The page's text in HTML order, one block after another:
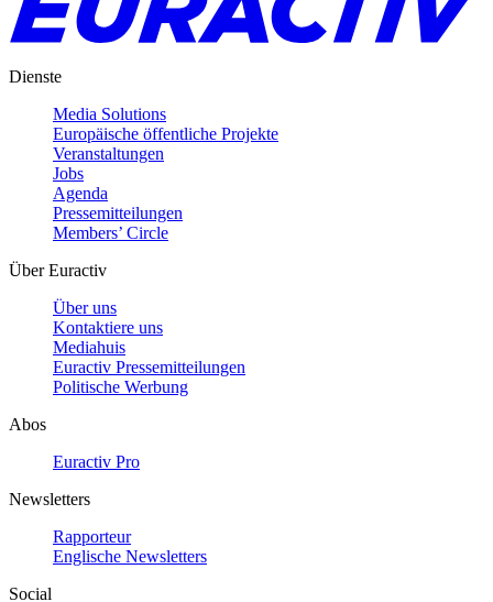
Dienste
Media Solutions
Europäische öffentliche Projekte
Veranstaltungen
Jobs
Agenda
Pressemitteilungen
Members’ Circle
Über Euractiv
Über uns
Kontaktiere uns
Mediahuis
Euractiv Pressemitteilungen
Politische Werbung
Abos
Euractiv Pro
Newsletters
Rapporteur
Englische Newsletters
Social